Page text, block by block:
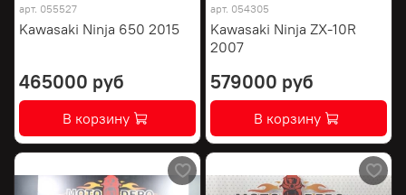
арт. 055527
Kawasaki Ninja 650 2015
465000 руб
В корзину
арт. 054305
Kawasaki Ninja ZX-10R
2007
579000 руб
В корзину